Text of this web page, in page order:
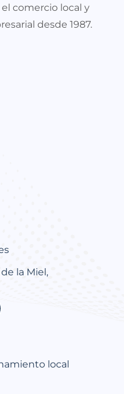
comercio local y
desde 1987.
de la Miel,
local